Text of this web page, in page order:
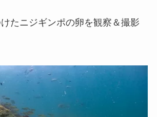
たニジギンポの卵を観察＆撮影